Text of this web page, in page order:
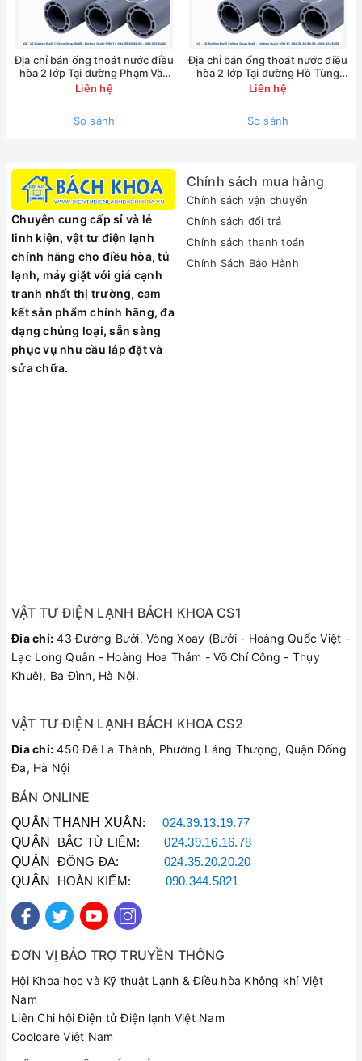
Địa chỉ bán ống thoát nước điều
hòa 2 lớp Tại đường Phạm Văn
Đồng - 0902223456
Liên hệ
So sánh
Địa chỉ bán ống thoát nước điều
hòa 2 lớp Tại đường Hồ Tùng
Mậu - 0902223456
Liên hệ
So sánh
Chuyên cung cấp sỉ và lẻ
linh kiện, vật tư điện lạnh
chính hãng cho điều hòa, tủ
lạnh, máy giặt với giá cạnh
tranh nhất thị trường, cam
kết sản phẩm chính hãng, đa
dạng chủng loại, sẵn sàng
phục vụ nhu cầu lắp đặt và
sửa chữa.
Chính sách mua hàng
Chính sách vận chuyển
Chính sách đổi trả
Chính sách thanh toán
Chính Sách Bảo Hành
VẬT TƯ ĐIỆN LẠNH BÁCH KHOA CS1
Đia chỉ: 43 Đường Bưởi, Vòng Xoay (Bưởi - Hoàng Quốc Việt -
Lạc Long Quân - Hoàng Hoa Thám - Võ Chí Công - Thụy
Khuê), Ba Đình, Hà Nội.
VẬT TƯ ĐIỆN LẠNH BÁCH KHOA CS2
Đia chỉ: 450 Đê La Thành, Phường Láng Thượng, Quận Đống
Đa, Hà Nội
BÁN ONLINE
QUẬN THANH XUÂN :024.39.13.19.77
QUẬN BẮC TỪ LIÊM:024.39.16.16.78
QUẬN ĐỐNG ĐA: 024.35.20.20.20
QUẬN HOÀN KIẾM: 090.344.5821
ĐƠN VỊ BẢO TRỢ TRUYỀN THÔNG
Hội Khoa học và Kỹ thuật Lạnh & Điều hòa Không khí Việt
Nam
Liên Chi hội Điện tử Điện lạnh Việt Nam
Coolcare Việt Nam